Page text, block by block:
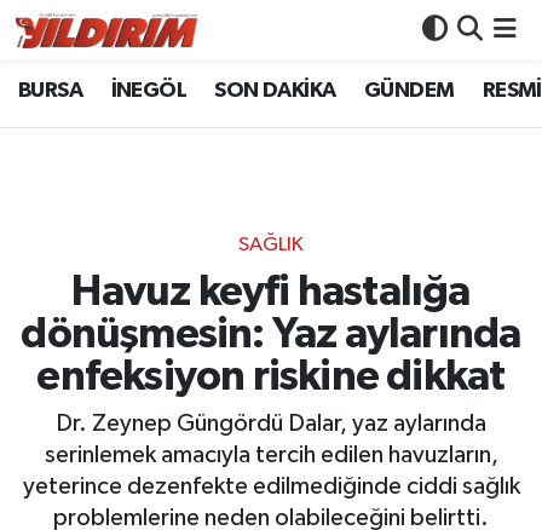
BURSA İNEGÖL SON DAKİKA GÜNDEM
SAĞLIK
Havuz keyfi hastalığa
dönüşmesin: Yaz aylarında
enfeksiyon riskine dikkat
Dr. Zeynep Güngördü Dalar, yaz aylarında
serinlemek amacıyla tercih edilen havuzların,
yeterince dezenfekte edilmediğinde ciddi sağlık
problemlerine neden olabileceğini belirtti.
BURSA
GÜNDEM
RESMİ İLANLAR
KÖŞE YAZILARI
SİYASET
YAŞAM
Bursa Nöbetçi Eczaneler
Bursa Trafik Yoğunluk Haritası
Süper Lig Puan Durumu ve Fikstür
Tüm Manşetler
Son Dakika Haberleri
Haber Arşivi